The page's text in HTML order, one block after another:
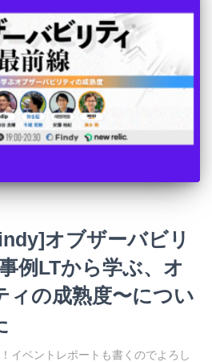
オブザーバビリ
例LTから学ぶ、オ
ィの成熟度〜につい
イベントレポートも書くのでよろし